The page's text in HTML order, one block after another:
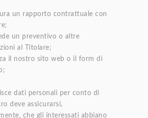
un rapporto contrattuale con
un preventivo o altre
al Titolare;
il nostro sito web o il form di
dati personali per conto di
deve assicurarsi,
che gli interessati abbiano